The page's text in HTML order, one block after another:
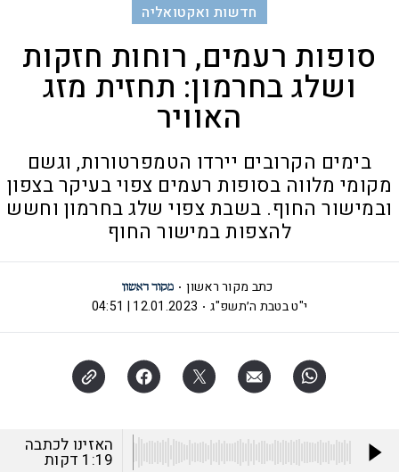
חדשות ואקטואליה
סופות רעמים, רוחות חזקות
ושלג בחרמון: תחזית מזג
האוויר
בימים הקרובים יירדו הטמפרטורות, וגשם
מקומי מלווה בסופות רעמים צפוי בעיקר בצפון
ובמישור החוף. בשבת צפוי שלג בחרמון וחשש
להצפות במישור החוף
כתב מקור ראשון
י"ט בטבת ה׳תשפ"ג
12.01.2023 | 04:51
האזינו לכתבה
1:19 דקות